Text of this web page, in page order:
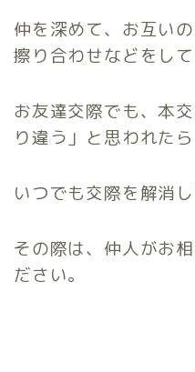
仲を深めて、お互い
擦り合わせなどをして
お友達交際でも、本
り違う」と思われたら
いつでも交際を解消し
その際は、仲人がお
ださい。